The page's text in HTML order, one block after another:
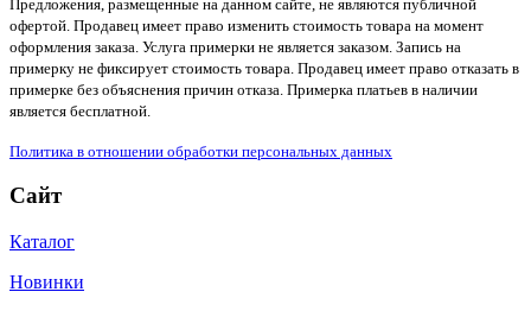
Предложения, размещенные на данном сайте, не являются публичной
офертой. Продавец имеет право изменить стоимость товара на момент
оформления заказа. Услуга примерки не является заказом. Запись на
примерку не фиксирует стоимость товара. Продавец имеет право отказать в
примерке без объяснения причин отказа. Примерка платьев в наличии
является бесплатной.
Политика в отношении обработки персональных данных
Сайт
Каталог
Новинки